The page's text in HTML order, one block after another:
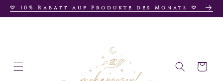
zum
♡ 10% Rabatt auf Produkte des Monats ♡
Warenkorb